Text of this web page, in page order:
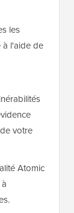
les
à l'aide de
votre
Atomic